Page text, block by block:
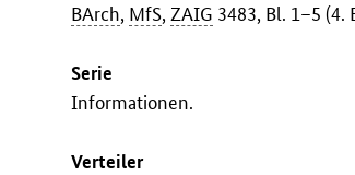
BArch, MfS,ZAIG 3483, Bl. 1–5 (4.
Serie
Informationen.
Verteiler